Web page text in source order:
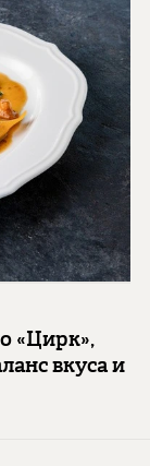
«Цирк»,
вкуса и